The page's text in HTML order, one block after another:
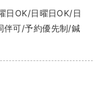
日OK/日曜日OK/日
伴可/予約優先制/鍼